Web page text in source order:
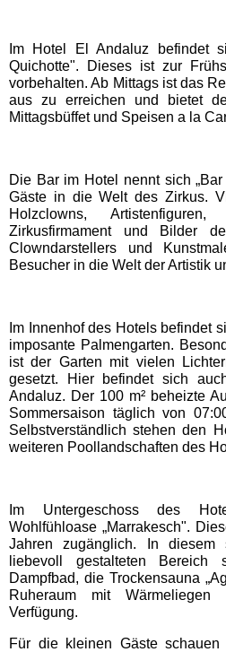
Funny-World
Schwaben Park
Tatzmania
Traumland auf der
Bayern Freizeitparks
Allgäu Skyline Park
Bayern-Park
Freizeit-Land Geiselwind
LEGOLAND Deutschland
Rodelbahn St. Englmar
Im Hotel El Andaluz befindet
Quichotte". Dieses ist zur
vorbehalten. Ab Mittags ist das
aus zu erreichen und bietet
Mittagsbüffet und Speisen a la
Die Bar im Hotel nennt sich
Gäste in die Welt des Zirkus.
Holzclowns,
Zirkusfirmament und Bilder
Clowndarstellers und
Besucher in die Welt der Artistik
Im Innenhof des Hotels befindet
imposante Palmengarten.
ist der Garten mit vielen
gesetzt. Hier befindet sich
Andaluz. Der 100 m² beheizte
Sommersaison täglich von
Selbstverständlich stehen den
weiteren Poollandschaften des
Im Untergeschoss des
Wohlfühloase „Marrakesch".
Jahren zugänglich. In diesem
liebevoll gestalteten
Dampfbad, die Trockensauna
Ruheraum mit
Verfügung.
Für die kleinen Gäste